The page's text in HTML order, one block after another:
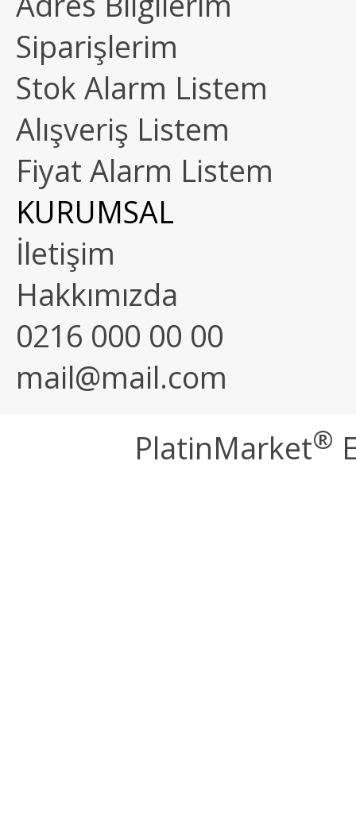
Siparişlerim
Stok Alarm Listem
Alışveriş Listem
Fiyat Alarm Listem
KURUMSAL
İletişim
Hakkımızda
0216 000 00 00
mail@mail.com
PlatinMarket®